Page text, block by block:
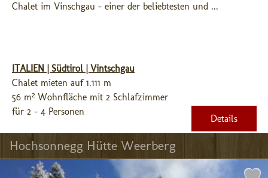
Chalet im Vinschgau - einer der beliebtesten und ...
ITALIEN | Südtirol | Vintschgau
Chalet mieten auf 1.111 m
56 m² Wohnfläche mit 2 Schlafzimmer
für 2 - 4 Personen
Details
Hochsonnegg Hütte Weerberg